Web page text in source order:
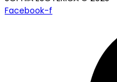
Facebook-f